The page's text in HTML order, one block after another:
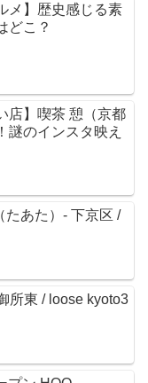
メ】歴史感じる素
どこ？
店】喫茶 憩（京都
謎のインスタ映え
たあた）- 下京区 /
所東 / loose kyoto3